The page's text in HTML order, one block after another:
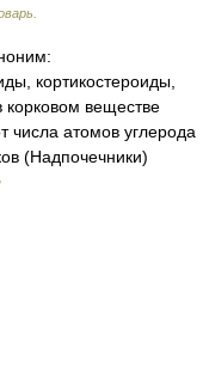
кортикостероиды,
веществе
числа атомов углерода
(Надпочечники)